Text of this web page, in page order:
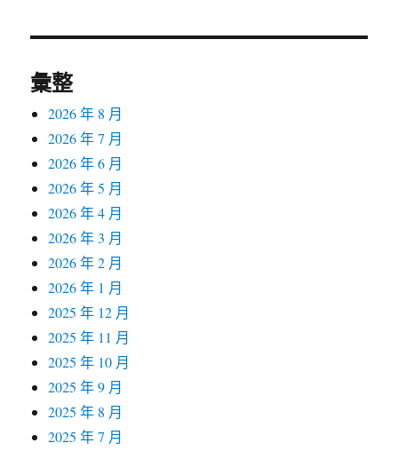
彙整
2026 年 8 月
2026 年 7 月
2026 年 6 月
2026 年 5 月
2026 年 4 月
2026 年 3 月
2026 年 2 月
2026 年 1 月
2025 年 12 月
2025 年 11 月
2025 年 10 月
2025 年 9 月
2025 年 8 月
2025 年 7 月